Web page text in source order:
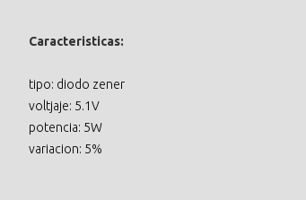
Caracteristicas:
tipo: diodo zener
voltjaje: 5.1V
potencia: 5W
variacion: 5%